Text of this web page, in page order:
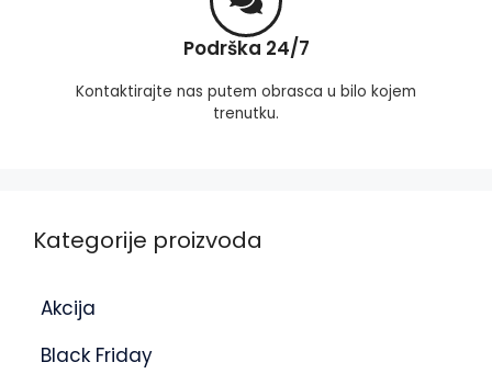
Podrška 24/7
Kontaktirajte nas putem obrasca u bilo kojem
trenutku.
Kategorije proizvoda
Akcija
Black Friday